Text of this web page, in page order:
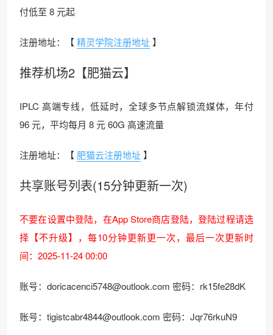
付低至 8 元起
注册地址：【精灵学院注册地址】
推荐机场2【肥猫云】
IPLC 高端专线，低延时，全球多节点解锁流媒体，年付
96 元，平均每月 8 元 60G 高速流量
注册地址：【 肥猫云注册地址】
共享账号列表(15分钟更新一次)
不要在设置中登陆，在App Store商店登陆，登陆过程请选
择【不升级】，每10分钟更新更一次，最后一次更新时
间：2025-11-24 00:00
账号： doricacenci5748@outlook.com 密码：rk15fe28dK
账号： tigistcabr4844@outlook.com 密码：Jqr76rkuN9